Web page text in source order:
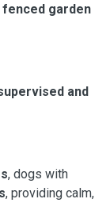
garden
and
, dogs with
, providing calm,